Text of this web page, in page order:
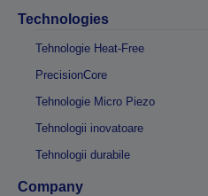
Technologies
Tehnologie Heat-Free
PrecisionCore
Tehnologie Micro Piezo
Tehnologii inovatoare
Tehnologii durabile
Company